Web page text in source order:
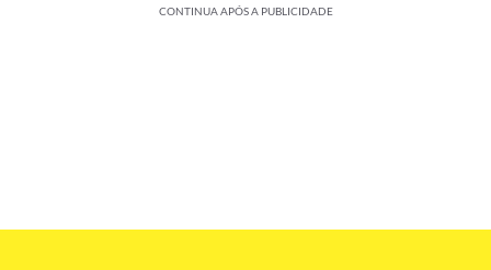
CONTINUA APÓS A PUBLICIDADE